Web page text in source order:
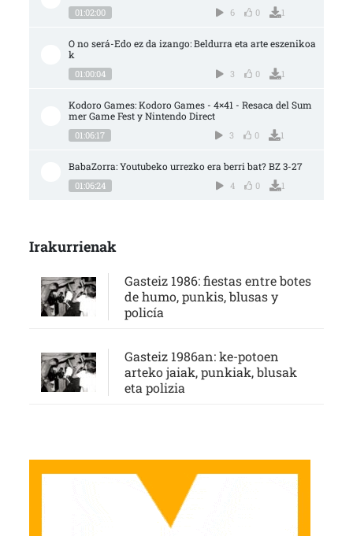
01:02:00 6 0 1
O no será-Edo ez da izango: Beldurra eta arte eszenikoa
k
01:00:04 3 0 1
Kodoro Games: Kodoro Games - 4×41 - Resaca del Sum
mer Game Fest y Nintendo Direct
01:06:17 3 0 1
BabaZorra: Youtubeko urrezko era berri bat? BZ 3-27
01:06:24 4 0 1
Irakurrienak
Gasteiz 1986: fiestas entre botes
de humo, punkis, blusas y
policía
Gasteiz 1986an: ke-potoen
arteko jaiak, punkiak, blusak
eta polizia